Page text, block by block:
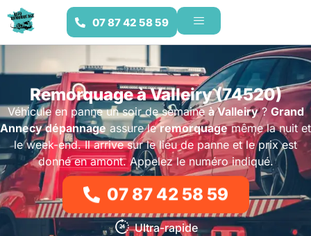
07 87 42 58 59
Remorquage à Valleiry (74520)
Véhicule en panne un soir de semaine à Valleiry? Grand
Annecy dépannage assure leremorquagemême la nuit et
le week-end. Il arrive sur le lieu de panne et le prix est
donné en amont. Appelez le numéro indiqué.
07 87 42 58 59
Ultra-rapide